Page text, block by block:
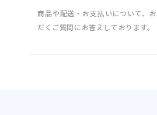
商品や配送・お支払いについて、
だくご質問にお答えしております。